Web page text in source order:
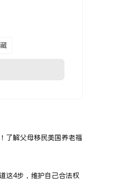
了解父母移民美国养老福
这4步，维护自己合法权